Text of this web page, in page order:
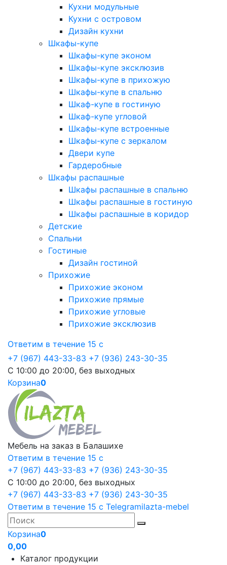
Кухни модульные
Кухни с островом
Дизайн кухни
Шкафы-купе
Шкафы-купе эконом
Шкафы-купе эксклюзив
Шкафы-купе в прихожую
Шкафы-купе в спальню
Шкаф-купе в гостиную
Шкаф-купе угловой
Шкафы-купе встроенные
Шкафы-купе с зеркалом
Двери купе
Гардеробные
Шкафы распашные
Шкафы распашные в спальню
Шкафы распашные в гостиную
Шкафы распашные в коридор
Детские
Спальни
Гостиные
Дизайн гостиной
Прихожие
Прихожие эконом
Прихожие прямые
Прихожие угловые
Прихожие эксклюзив
Ответим в течение 15 с
+7 (967) 443-33-83 +7 (936) 243-30-35
С 10:00 до 20:00, без выходных
Корзина0
Мебель на заказ в Балашихе
Ответим в течение 15 с
+7 (967) 443-33-83 +7 (936) 243-30-35
С 10:00 до 20:00, без выходных
+7 (967) 443-33-83 +7 (936) 243-30-35
Ответим в течение 15 с Telegramilazta-mebel
Корзина0
0,00
Каталог продукции